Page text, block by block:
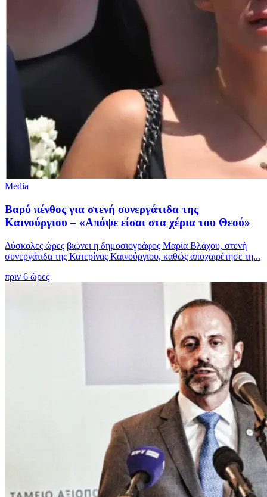
Media
Βαρύ πένθος για στενή συνεργάτιδα της
Καινούργιου – «Απόψε είσαι στα χέρια του Θεού»
Δύσκολες ώρες βιώνει η δημοσιογράφος Μαρία Βλάχου, στενή
συνεργάτιδα της Κατερίνας Καινούργιου, καθώς αποχαιρέτησε τη...
πριν 6 ώρες